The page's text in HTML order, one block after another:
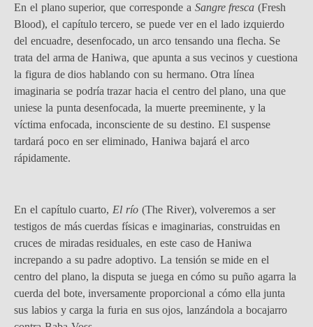
En el plano superior, que corresponde a Sangre fresca (Fresh
Blood), el capítulo tercero, se puede ver en el lado izquierdo
del encuadre, desenfocado, un arco tensando una flecha. Se
trata del arma de Haniwa, que apunta a sus vecinos y cuestiona
la figura de dios hablando con su hermano. Otra línea
imaginaria se podría trazar hacia el centro del plano, una que
uniese la punta desenfocada, la muerte preeminente, y la
víctima enfocada, inconsciente de su destino. El suspense
tardará poco en ser eliminado, Haniwa bajará el arco
rápidamente.
En el capítulo cuarto, El río (The River), volveremos a ser
testigos de más cuerdas físicas e imaginarias, construidas en
cruces de miradas residuales, en este caso de Haniwa
increpando a su padre adoptivo. La tensión se mide en el
centro del plano, la disputa se juega en cómo su puño agarra la
cuerda del bote, inversamente proporcional a cómo ella junta
sus labios y carga la furia en sus ojos, lanzándola a bocajarro